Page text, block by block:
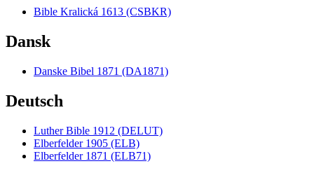
Bible Kralická 1613 (CSBKR)
Dansk
Danske Bibel 1871 (DA1871)
Deutsch
Luther Bible 1912 (DELUT)
Elberfelder 1905 (ELB)
Elberfelder 1871 (ELB71)